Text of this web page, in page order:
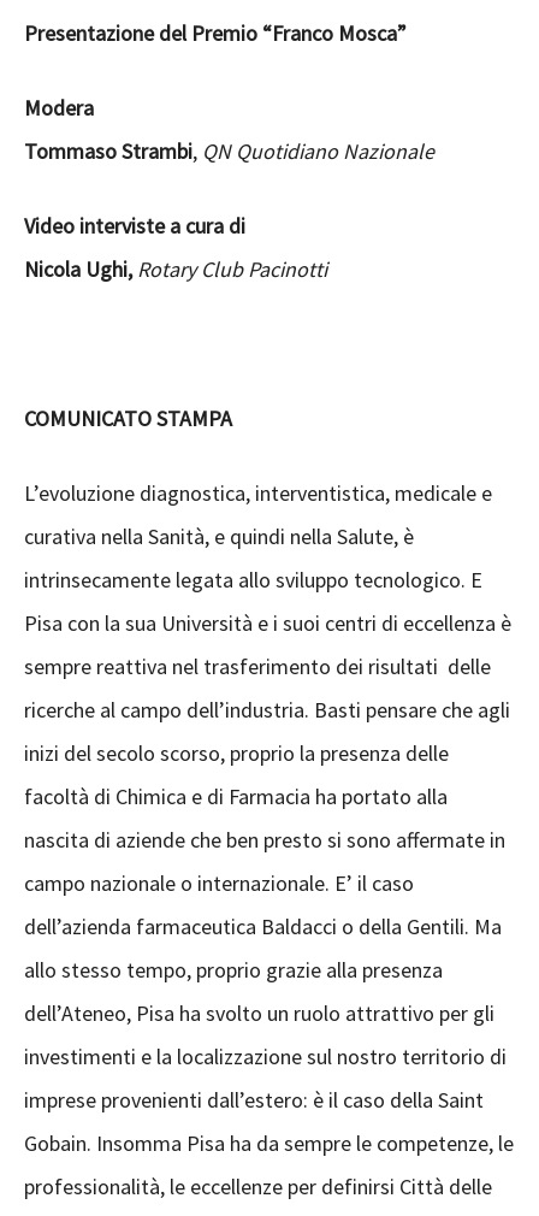
Presentazione del Premio “Franco Mosca”
Modera
Tommaso Strambi, QN Quotidiano Nazionale
Video interviste a cura di
Nicola Ughi,Rotary Club Pacinotti
COMUNICATO STAMPA
L’evoluzione diagnostica, interventistica, medicale e
curativa nella Sanità, e quindi nella Salute, è
intrinsecamente legata allo sviluppo tecnologico. E
Pisa con la sua Università e i suoi centri di eccellenza è
sempre reattiva nel trasferimento dei risultati delle
ricerche al campo dell’industria. Basti pensare che agli
inizi del secolo scorso, proprio la presenza delle
facoltà di Chimica e di Farmacia ha portato alla
nascita di aziende che ben presto si sono affermate in
campo nazionale o internazionale. E’ il caso
dell’azienda farmaceutica Baldacci o della Gentili. Ma
allo stesso tempo, proprio grazie alla presenza
dell’Ateneo, Pisa ha svolto un ruolo attrattivo per gli
investimenti e la localizzazione sul nostro territorio di
imprese provenienti dall’estero: è il caso della Saint
Gobain. Insomma Pisa ha da sempre le competenze, le
professionalità, le eccellenze per definirsi Città delle